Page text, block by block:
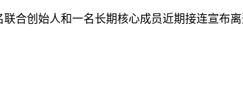
合创始人和一名长期核心成员近期接连宣